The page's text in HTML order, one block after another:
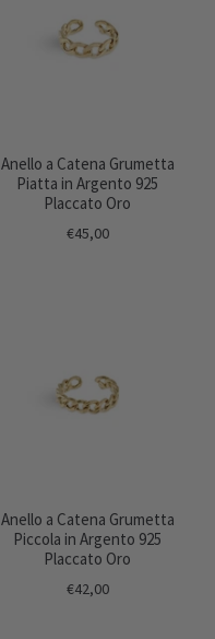
Anello a Catena Grumetta
Piatta in Argento 925
Placcato Oro
€45,00
Anello a Catena Grumetta
Piccola in Argento 925
Placcato Oro
€42,00